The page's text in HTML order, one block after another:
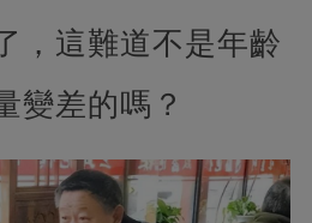
，這難道不是年齡
變差的嗎？